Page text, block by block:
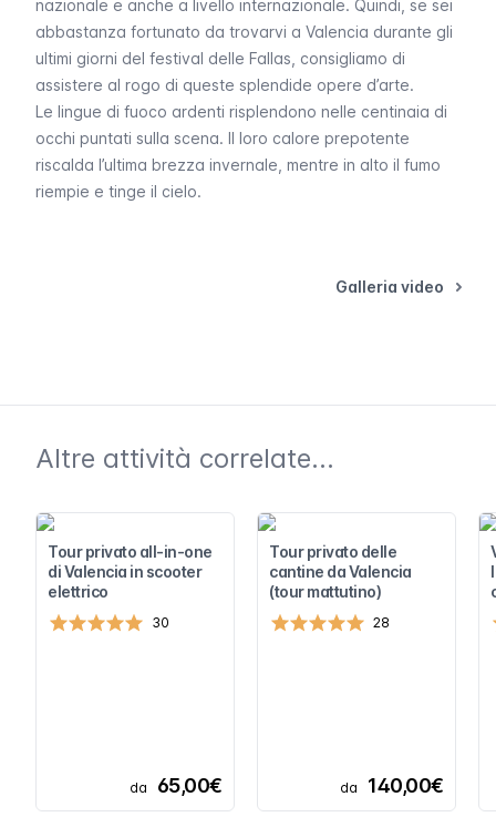
nazionale e anche a livello internazionale. Quindi, se sei
abbastanza fortunato da trovarvi a Valencia durante gli
ultimi giorni del festival delle Fallas, consigliamo di
assistere al rogo di queste splendide opere d’arte.
Le lingue di fuoco ardenti risplendono nelle centinaia di
occhi puntati sulla scena. Il loro calore prepotente
riscalda l’ultima brezza invernale, mentre in alto il fumo
riempie e tinge il cielo.
Galleria video
Altre attività correlate...
Tour privato all-in-one
di Valencia in scooter
elettrico
30
da 65,00€
Tour privato delle
cantine da Valencia
(tour mattutino)
28
da 140,00€